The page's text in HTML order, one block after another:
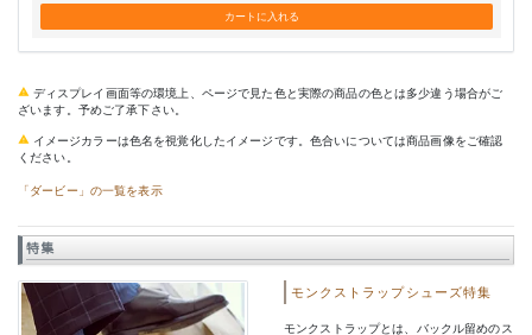
ディスプレイ画面等の環境上、ページで見た色と実際の商品の色とは多少違う場合がご
ざいます。予めご了承下さい。
イメージカラーは色名を視覚化したイメージです。色合いについては商品画像をご確認
ください。
「ダービー」の一覧を表示
特集
モンクストラップシューズ特集
モンクストラップとは、バックル留めのス